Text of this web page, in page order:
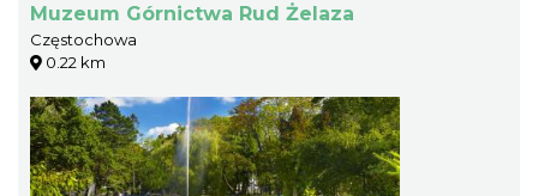
Muzeum Górnictwa Rud Żelaza
Częstochowa
0.22 km